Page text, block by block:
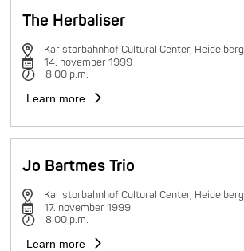
The Herbaliser
Karlstorbahnhof Cultural Center, Heidelberg
14. november 1999
8:00 p.m.
Learn more
Jo Bartmes Trio
Karlstorbahnhof Cultural Center, Heidelberg
17. november 1999
8:00 p.m.
Learn more